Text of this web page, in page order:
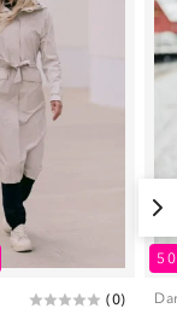
(0)